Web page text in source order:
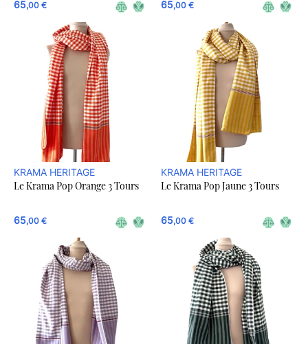
65,00 € 65,00 €
KRAMA HERITAGE
Le Krama Pop Orange 3 Tours
65,00 €
KRAMA HERITAGE
Le Krama Pop Jaune 3 Tours
65,00 €